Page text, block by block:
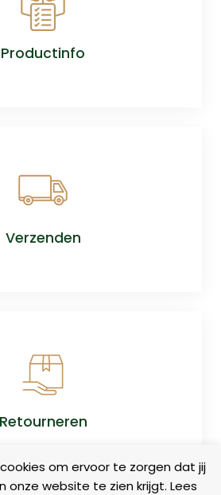
om ervoor te zorgen dat jij
onze website te zien krijgt. Lees
Productinfo
Verzenden
Retourneren